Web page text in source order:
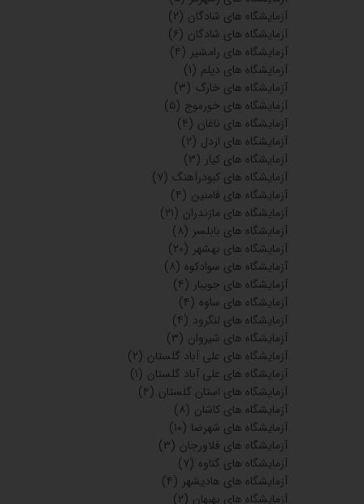
آزمایشگاه های شادگان (۲)
آزمایشگاه های شادگان (۶)
آزمایشگاه های رامشیر (۴)
آزمایشگاه های دیلم (۱)
آزمایشگاه های خارگ (۳)
آزمایشگاه های خورموج (۵)
آزمایشگاه های ناغان (۴)
آزمایشگاه های اردل (۲)
آزمایشگاه های کیار (۳)
آزمایشگاه های کبودرآهنگ (۷)
آزمایشگاه های فامنین (۴)
آزمایشگاه های مازندران (۲۱)
آزمایشگاه های بابلسر (۸)
آزمایشگاه های بهشهر (۲۰)
آزمایشگاه های سوادکوه (۸)
آزمایشگاه های جویبار (۴)
آزمایشگاه های ساوه (۴)
آزمایشگاه های لنگرود (۴)
آزمایشگاه های شیروان (۳)
آزمایشگاه های علی آباد گلستان (۲)
آزمایشگاه های علی آباد گلستان (۱)
آزمایشگاه های استان گلستان (۴)
آزمایشگاه های کاشان (۸)
آزمایشگاه های شهرضا (۱۰)
آزمایشگاه های فلاورجان (۳)
آزمایشگاه های گناوه (۷)
آزمایشگاه های هادیشهر (۴)
آزمایشگاه های بهبهان (۲)